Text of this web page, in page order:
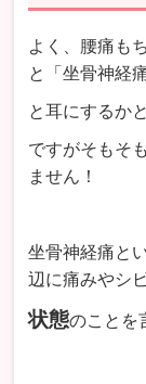
よく、腰痛も
と「坐骨神経痛
と耳にするか
ですがそもそ
ません！
坐骨神経痛と
辺に痛みやシ
状態のことを